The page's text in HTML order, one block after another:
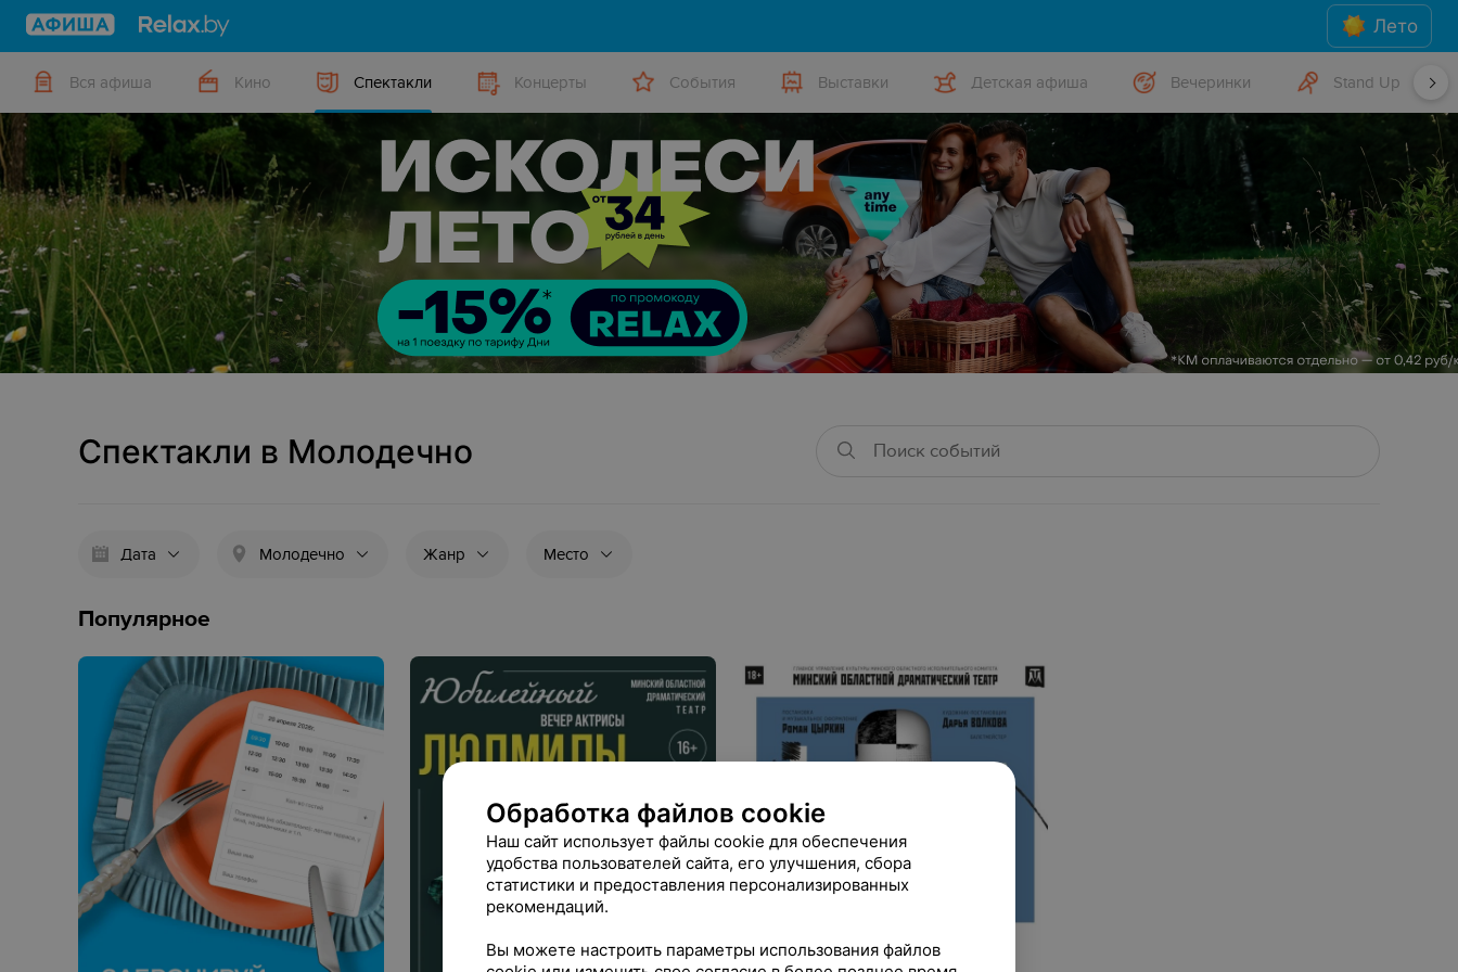
Лето
Вся афиша Кино Спектакли Концерты События Выставки Детская афиша Вечеринки Stand Up
Спектакли в Молодечно
Дата Молодечно Жанр Место
Популярное
Обработка файлов cookie
Наш сайт использует файлы cookie для обеспечения
удобства пользователей сайта, его улучшения, сбора
статистики и предоставления персонализированных
рекомендаций.
Вы можете настроить параметры использования файлов